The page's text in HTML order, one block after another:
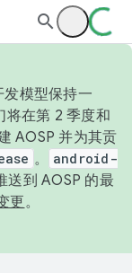
模型保持一
将在第 2 季度和
AOSP 并为其贡
。
android-
送到 AOSP 的最
更。